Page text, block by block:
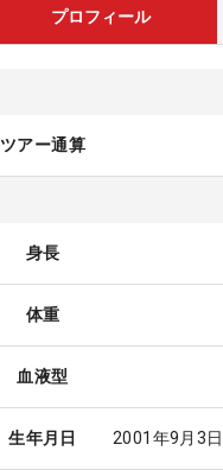
プロフィール
ツアー通算
身長
体重
血液型
生年月日 2001年9月3日